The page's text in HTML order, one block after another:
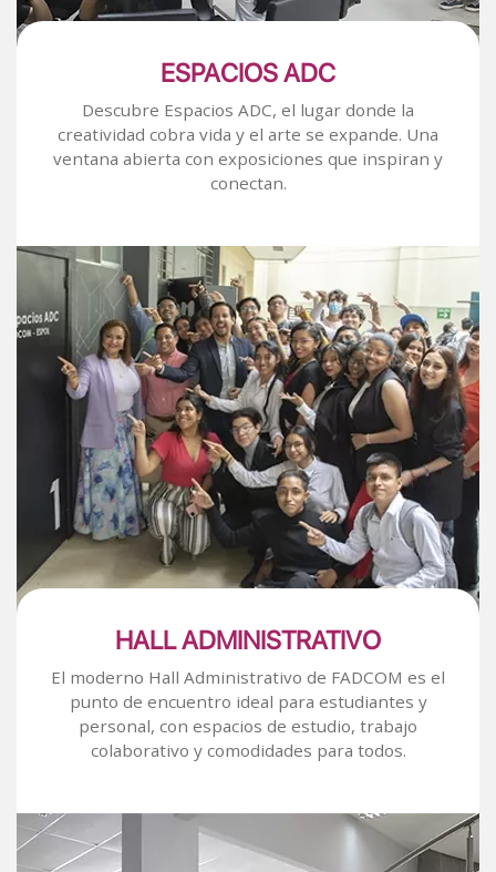
ESPACIOS ADC
Descubre Espacios ADC, el lugar donde la
creatividad cobra vida y el arte se expande. Una
ventana abierta con exposiciones que inspiran y
conectan.
Image
HALL ADMINISTRATIVO
El moderno Hall Administrativo de FADCOM es el
punto de encuentro ideal para estudiantes y
personal, con espacios de estudio, trabajo
colaborativo y comodidades para todos.
Image